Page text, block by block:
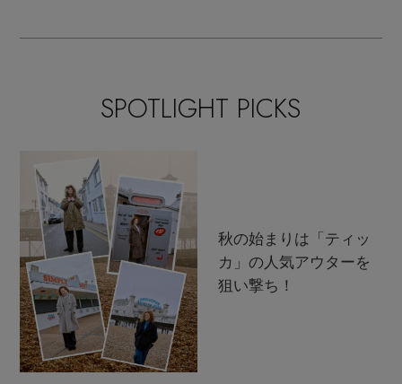
SPOTLIGHT PICKS
秋の始まりは「ティッ
カ」の人気アウターを
狙い撃ち！